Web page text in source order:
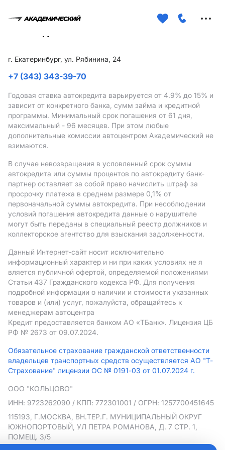
г. Екатеринбург, ул. Рябинина, 24
+7 (343) 343-39-70
Годовая ставка автокредита варьируется от 4.9% до 15% и
зависит от конкретного банка, сумм займа и кредитной
программы. Минимальный срок погашения от 61 дня,
максимальный - 96 месяцев. При этом любые
дополнительные комиссии автоцентром Академический не
взимаются.
В случае невозвращения в условленный срок суммы
автокредита или суммы процентов по автокредиту банк-
партнер оставляет за собой право начислить штраф за
просрочку платежа в среднем размере 0,1% от
первоначальной суммы автокредита. При несоблюдении
условий погашения автокредита данные о нарушителе
могут быть переданы в специальный реестр должников и
коллекторское агентство для взыскания задолженности.
Данный Интернет-сайт носит исключительно
информационный характер и ни при каких условиях не я
вляется публичной офертой, определяемой положениями
Статьи 437 Гражданского кодекса РФ. Для получения
подробной информации о наличии и стоимости указанных
товаров и (или) услуг, пожалуйста, обращайтесь к
менеджерам автоцентра
Кредит предоставляется банком АO «ТБанк». Лицензия ЦБ
РФ № 2673 от 09.07.2024.
Обязательное страхование гражданской ответственности
владельцев транспортных средств осуществляется АО "Т-
Страхование" лицензии ОС № 0191-03 от 01.07.2024 г.
ООО "КОЛЬЦОВО"
ИНН: 9723262090 / КПП: 772301001 / ОГРН: 1257700451645
115193, Г.МОСКВА, ВН.ТЕР.Г. МУНИЦИПАЛЬНЫЙ ОКРУГ
ЮЖНОПОРТОВЫЙ, УЛ ПЕТРА РОМАНОВА, Д. 7 СТР. 1,
ПОМЕЩ. 3/5